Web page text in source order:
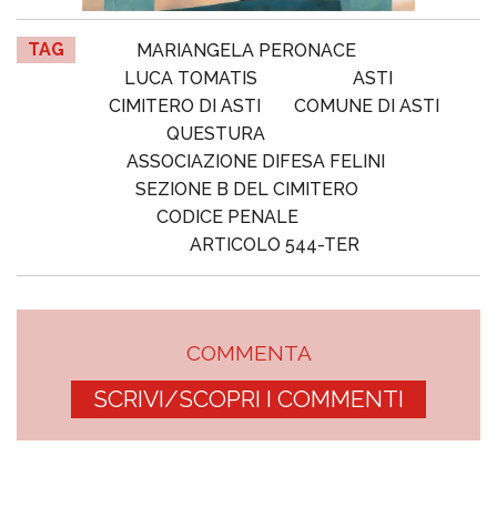
TAG
MARIANGELA PERONACE
LUCA TOMATIS
ASTI
CIMITERO DI ASTI
COMUNE DI ASTI
QUESTURA
ASSOCIAZIONE DIFESA FELINI
SEZIONE B DEL CIMITERO
CODICE PENALE
ARTICOLO 544-TER
COMMENTA
SCRIVI/SCOPRI I COMMENTI